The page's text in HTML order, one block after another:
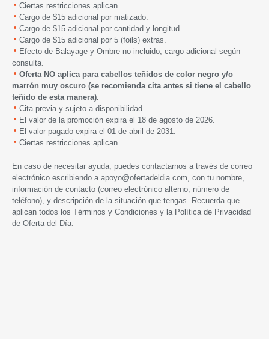
Ciertas restricciones aplican.
Cargo de $15 adicional por matizado.
Cargo de $15 adicional por cantidad y longitud.
Cargo de $15 adicional por 5 (foils) extras.
Efecto de Balayage y Ombre no incluido, cargo adicional según
consulta.
Oferta NO aplica para cabellos teñidos de color negro y/o
marrón muy oscuro (se recomienda cita antes si tiene el cabello
teñido de esta manera).
Cita previa y sujeto a disponibilidad.
El valor de la promoción expira el 18 de agosto de 2026.
El valor pagado expira el 01 de abril de 2031.
Ciertas restricciones aplican.
En caso de necesitar ayuda, puedes contactarnos a través de correo
electrónico escribiendo a apoyo@ofertadeldia.com , con tu nombre,
información de contacto (correo electrónico alterno, número de
teléfono), y descripción de la situación que tengas. Recuerda que
aplican todos los Términos y Condiciones y la Política de Privacidad
de Oferta del Día.